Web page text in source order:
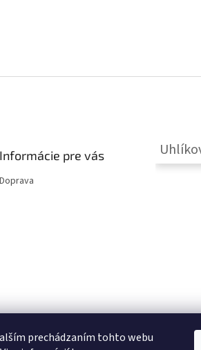
prechádzaním tohto webu
ý
Informácie pre vás
Doprava